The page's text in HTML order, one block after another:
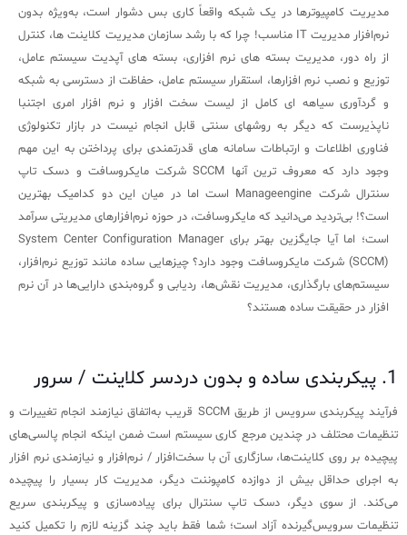
مدیریت کامپیوترها در یک شبکه واقعاً کاری بس دشوار است، به‌ویژه بدون
نرم‌افزار مدیریت IT مناسب! چرا که با رشد سازمان مدیریت کلاینت ها، کنترل
از راه دور، مدیریت بسته های نرم افزاری، بسته های آپدیت سیستم عامل،
توزیع و نصب نرم افزارها، استقرار سیستم عامل، حفاظت از دسترسی به شبکه
و گردآوری سیاهه ای کامل از لیست سخت افزار و نرم افزار امری اجتنبا
ناپذیرست که دیگر به روشهای سنتی قابل انجام نیست در بازار تکنولوژی
فناوری اطلاعات و ارتباطات سامانه های قدرتمندی برای پرداختن به این مهم
وجود دارد که معروف ترین آنها SCCM شرکت مایکروسافت و دسک تاپ
سنترال شرکت Manageengine است اما در میان این دو کدامیک بهترین
است؟! بی‌تردید می‌دانید که مایکروسافت، در حوزه نرم‌افزارهای مدیریتی سرآمد
است؛ اما آیا جایگزین بهتر برای System Center Configuration Manager
(SCCM) شرکت مایکروسافت وجود دارد؟ چیزهایی ساده مانند توزیع نرم‌افزار،
سیستم‌های بارگذاری، مدیریت نقش‌ها، ردیابی و گروه‌بندی دارایی‌ها در آن نرم
افزار در حقیقت ساده هستند؟
1. پیکربندی ساده و بدون دردسر کلاینت / سرور
فرآیند پیکربندی سرویس از طریق SCCM قریب به‌اتفاق نیازمند انجام تغییرات و
تنظیمات محتلف در چندین مرجع کاری سیستم است ضمن اینکه انجام پالسی‌های
پیچیده بر روی کلاینت‌ها، سازگاری آن با سخت‌افزار / نرم‌افزار و نیازمندی نرم افزار
به اجرای حداقل بیش از دوازده کامپوننت دیگر، مدیریت کار بسیار را پیچیده
می‌کند. از سوی دیگر، دسک تاپ سنترال برای پیاده‌سازی و پیکربندی سریع
تنظیمات سرویس‌گیرنده آزاد است؛ شما فقط باید چند گزینه لازم را تکمیل کنید
◉
ManageEngine Malware Protection Plus
سامانه مدیریت دسترسی ممتاز
سامانه آزمون آنلاین